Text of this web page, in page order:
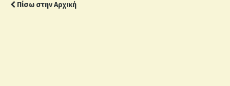
Πίσω στην Αρχική